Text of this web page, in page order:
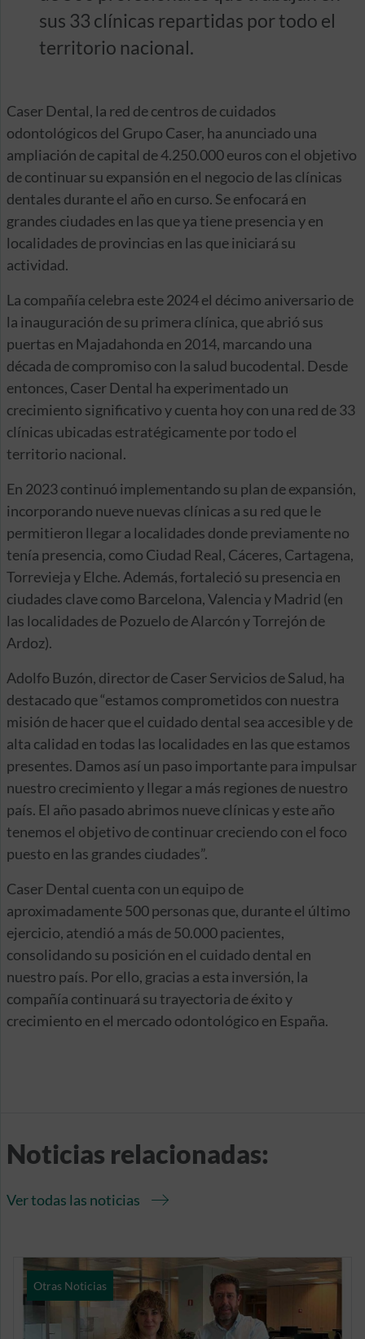
sus 33 clínicas repartidas por todo el
territorio nacional.
Caser Dental, la red de centros de cuidados
odontológicos del Grupo Caser, ha anunciado una
ampliación de capital de 4.250.000 euros con el objetivo
de continuar su expansión en el negocio de las clínicas
dentales durante el año en curso. Se enfocará en
grandes ciudades en las que ya tiene presencia y en
localidades de provincias en las que iniciará su
actividad.
La compañía celebra este 2024 el décimo aniversario de
la inauguración de su primera clínica, que abrió sus
puertas en Majadahonda en 2014, marcando una
década de compromiso con la salud bucodental. Desde
entonces, Caser Dental ha experimentado un
crecimiento significativo y cuenta hoy con una red de 33
clínicas ubicadas estratégicamente por todo el
territorio nacional.
En 2023 continuó implementando su plan de expansión,
incorporando nueve nuevas clínicas a su red que le
permitieron llegar a localidades donde previamente no
tenía presencia, como Ciudad Real, Cáceres, Cartagena,
Torrevieja y Elche. Además, fortaleció su presencia en
ciudades clave como Barcelona, Valencia y Madrid (en
las localidades de Pozuelo de Alarcón y Torrejón de
Ardoz).
Adolfo Buzón, director de Caser Servicios de Salud, ha
destacado que “estamos comprometidos con nuestra
misión de hacer que el cuidado dental sea accesible y de
alta calidad en todas las localidades en las que estamos
presentes. Damos así un paso importante para impulsar
nuestro crecimiento y llegar a más regiones de nuestro
país. El año pasado abrimos nueve clínicas y este año
tenemos el objetivo de continuar creciendo con el foco
puesto en las grandes ciudades”.
Caser Dental cuenta con un equipo de
aproximadamente 500 personas que, durante el último
ejercicio, atendió a más de 50.000 pacientes,
consolidando su posición en el cuidado dental en
nuestro país. Por ello, gracias a esta inversión, la
compañía continuará su trayectoria de éxito y
crecimiento en el mercado odontológico en España.
Noticias relacionadas:
Ver todas las noticias
Otras Noticias